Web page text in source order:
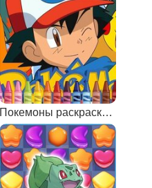
Покемоны раскраски 2